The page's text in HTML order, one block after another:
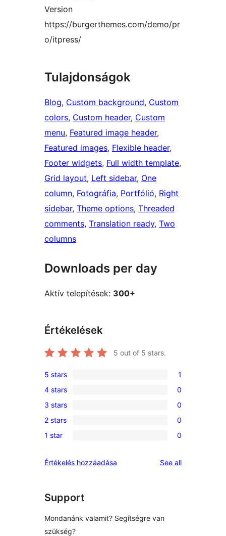
Version
https://burgerthemes.com/demo/pr
o/itpress/
Tulajdonságok
Blog, Custom background, Custom
colors, Custom header, Custom
menu, Featured image header
Featured images, Flexible header
Footer widgets, Full width template
Grid layout, Left sidebar, One
column, Fotográfia, Portfólió, Right
sidebar, Theme options, Threaded
comments, Translation ready, Two
columns
Downloads per day
Aktív telepítések: 300+
Értékelések
5 out of 5 stars.
1
5-
star
review
5 stars 1
0
4-
star
reviews
4 stars 0
0
3-
star
3 stars 0
0
2-
reviews
2 stars 0
0
star
1 star 0
Értékelés hozzáadása See allreviews
Support
Mondanánk valamit? Segítségre van
szükség?